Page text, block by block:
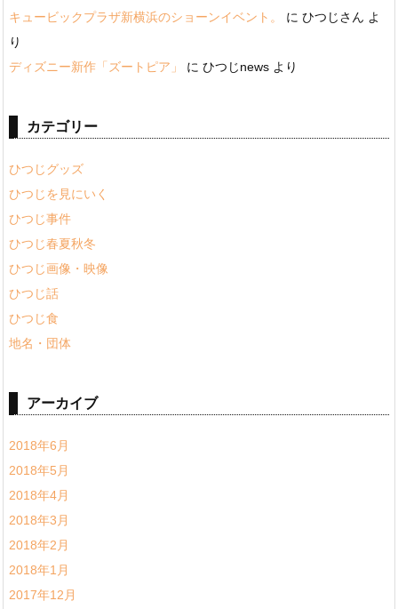
キュービックプラザ新横浜のショーンイベント。
に ひつじさん よ
り
ディズニー新作「ズートピア」
に ひつじnews より
カテゴリー
ひつじグッズ
ひつじを見にいく
ひつじ事件
ひつじ春夏秋冬
ひつじ画像・映像
ひつじ話
ひつじ食
地名・団体
アーカイブ
2018年6月
2018年5月
2018年4月
2018年3月
2018年2月
2018年1月
2017年12月